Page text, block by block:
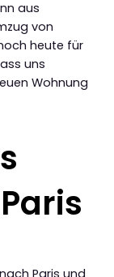
aus
von
heute für
uns
Wohnung